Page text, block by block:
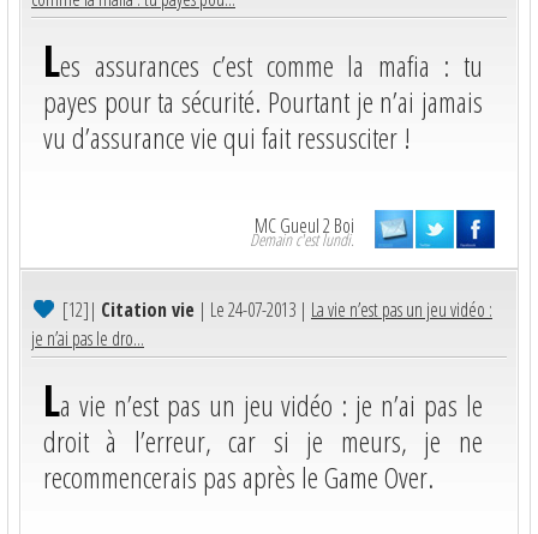
Les assurances c’est comme la mafia : tu
payes pour ta sécurité. Pourtant je n’ai jamais
vu d’assurance vie qui fait ressusciter !
MC Gueul 2 Boi
Demain c'est lundi.
[12]| Citation vie | Le 24-07-2013 | La vie n’est pas un jeu vidéo :
je n’ai pas le dro...
La vie n’est pas un jeu vidéo : je n’ai pas le
droit à l’erreur, car si je meurs, je ne
recommencerais pas après le Game Over.